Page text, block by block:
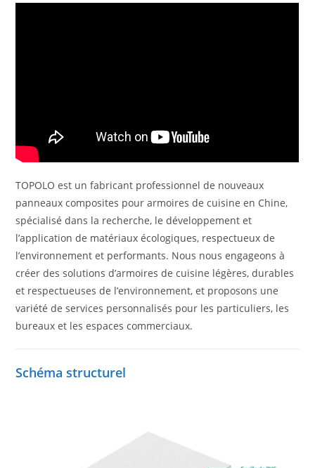
TOPOLO est un fabricant professionnel de nouveaux
panneaux composites pour armoires de cuisine en Chine,
spécialisé dans la recherche, le développement et
l’application de matériaux écologiques, respectueux de
l’environnement et performants. Nous nous engageons à
créer des solutions d’armoires de cuisine légères, durables
et respectueuses de l’environnement, et proposons une
variété de services personnalisés pour les particuliers, les
bureaux et les espaces commerciaux.
Schéma structurel